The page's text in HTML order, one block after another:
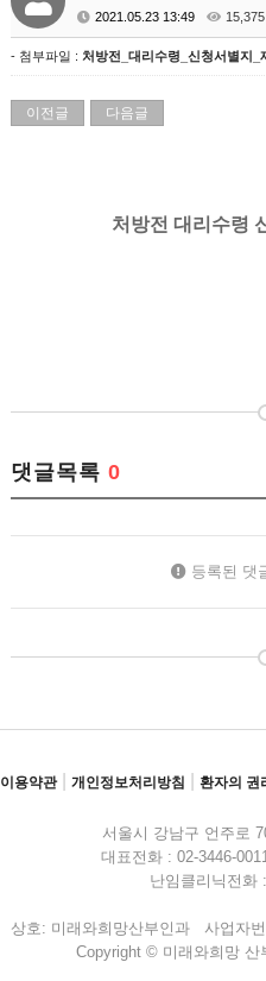
2021.05.23 13:49 15,375
- 첨부파일 : 처방전_대리수령_신청서별지
이전글 다음글
처방전 대리수령
댓글목록0
등록된 댓
이용약관 개인정보처리방침 환자의 권
서울시 강남구 언주로
대표전화 : 02-3446-
난임클리닉전화
상호: 미래와희망산부인과 사업자
Copyright © 미래와희망 산